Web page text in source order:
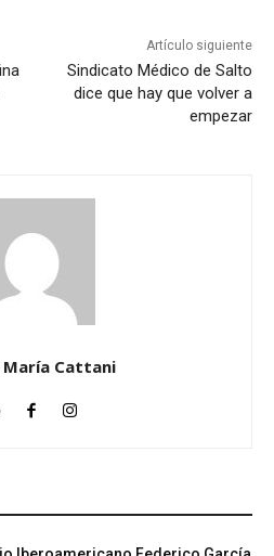
Artículo siguiente
Sindicato Médico de Salto
dice que hay que volver a
empezar
María Cattani